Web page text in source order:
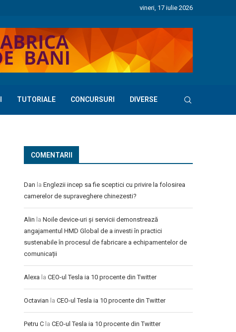
vineri, 17 iulie 2026
TUTORIALE CONCURSURI DIVERSE
COMENTARII
Dan la Englezii incep sa fie sceptici cu privire la folosirea
camerelor de supraveghere chinezesti?
Alin la Noile device-uri și servicii demonstrează
angajamentul HMD Global de a investi în practici
sustenabile în procesul de fabricare a echipamentelor de
comunicații
Alexa la CEO-ul Tesla ia 10 procente din Twitter
Octavian la CEO-ul Tesla ia 10 procente din Twitter
Petru C la CEO-ul Tesla ia 10 procente din Twitter